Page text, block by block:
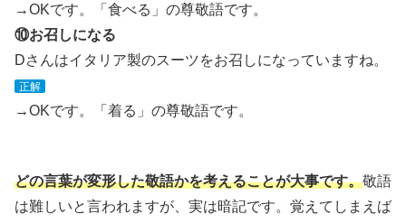
→OKです。「食べる」の尊敬語です。
⑩お召しになる
Dさんはイタリア製のスーツをお召しになっていますね。
正解
→OKです。「着る」の尊敬語です。
どの言葉が変形した敬語かを考えることが大事です。敬語
は難しいと言われますが、実は暗記です。覚えてしまえば